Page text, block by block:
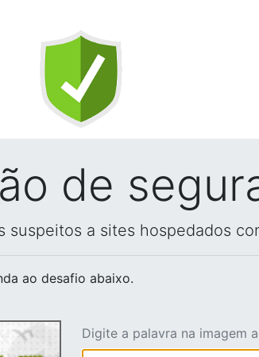
de
suspeitos a sites hospedados
ao desafio abaixo.
Digite a palavra na imagem